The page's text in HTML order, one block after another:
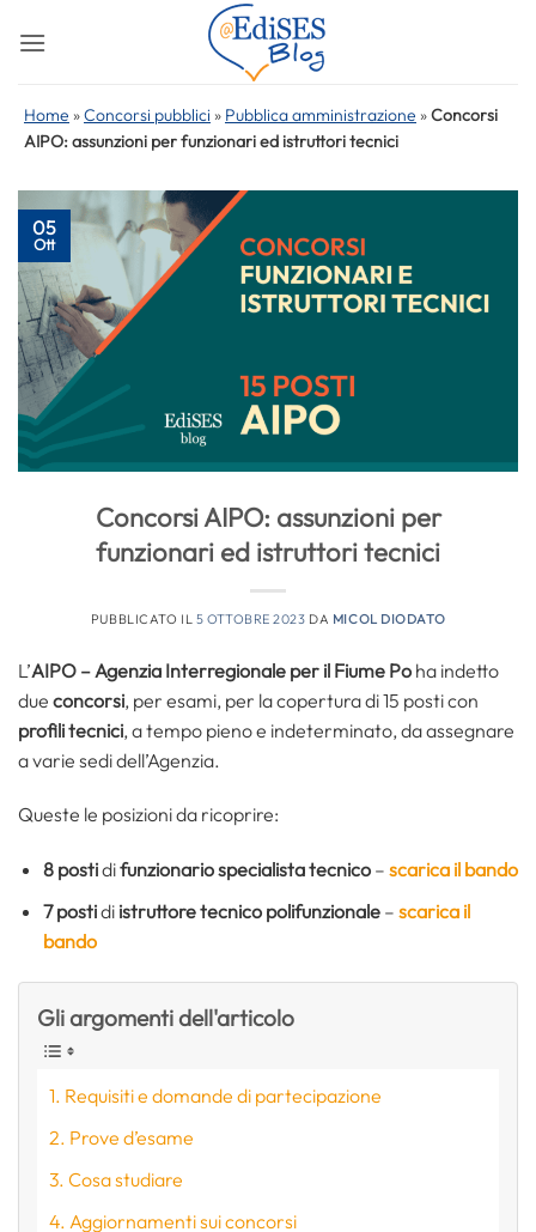
Home »Concorsi pubblici » Pubblica amministrazione »Concorsi
AIPO: assunzioni per funzionari ed istruttori tecnici
05
Ott
Concorsi AIPO: assunzioni per
funzionari ed istruttori tecnici
PUBBLICATO IL 5 OTTOBRE 2023 DA MICOL DIODATO
L’AIPO – Agenzia Interregionale per il Fiume Po ha indetto
due concorsi, per esami, per la copertura di 15 posti con
profili tecnici, a tempo pieno e indeterminato, da assegnare
a varie sedi dell’Agenzia.
Queste le posizioni da ricoprire:
8 postidifunzionario specialista tecnico– scarica il bando
7 postidi istruttore tecnico polifunzionale– scarica il
bando
Gli argomenti dell'articolo
Requisiti e domande di partecipazione
Prove d’esame
Cosa studiare
Aggiornamenti sui concorsi